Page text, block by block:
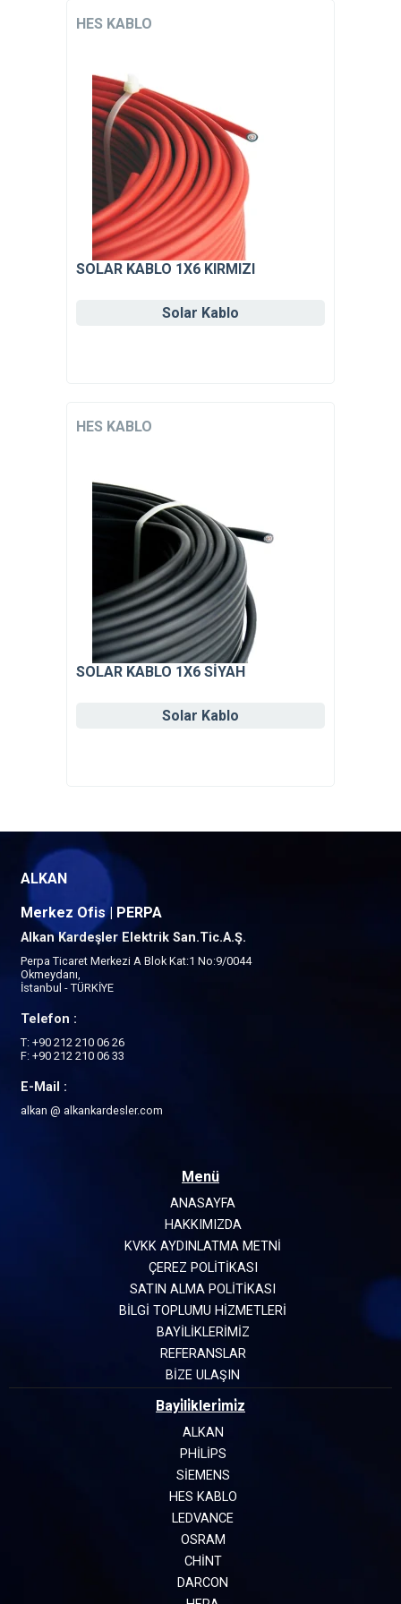
HES KABLO
SOLAR KABLO 1X6 KIRMIZI
Solar Kablo
HES KABLO
SOLAR KABLO 1X6 SİYAH
Solar Kablo
ALKAN
Merkez Ofis | PERPA
Alkan Kardeşler Elektrik San.Tic.A.Ş.
Perpa Ticaret Merkezi A Blok Kat:1 No:9/0044
Okmeydanı,
İstanbul - TÜRKİYE
Telefon :
T: +90 212 210 06 26
F: +90 212 210 06 33
E-Mail :
alkan @ alkankardesler.com
Menü
ANASAYFA
HAKKIMIZDA
KVKK AYDINLATMA METNİ
ÇEREZ POLİTİKASI
SATIN ALMA POLİTİKASI
BİLGİ TOPLUMU HİZMETLERİ
BAYİLİKLERİMİZ
REFERANSLAR
BİZE ULAŞIN
Bayi̇li̇kleri̇mi̇z
ALKAN
PHILIPS
SIEMENS
HES KABLO
LEDVANCE
OSRAM
CHINT
DARCON